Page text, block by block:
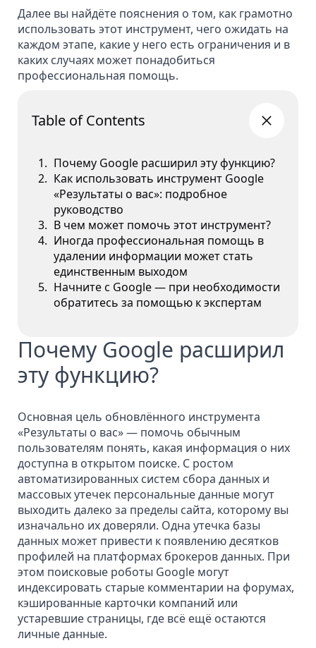
Далее вы найдёте пояснения о том, как грамотно
использовать этот инструмент, чего ожидать на
каждом этапе, какие у него есть ограничения и в
каких случаях может понадобиться
профессиональная помощь.
Table of Contents
Почему Google расширил эту функцию?
Как использовать инструмент Google
«Результаты о вас»: подробное
руководство
В чем может помочь этот инструмент?
Иногда профессиональная помощь в
удалении информации может стать
единственным выходом
Начните с Google — при необходимости
обратитесь за помощью к экспертам
Почему Google расширил
эту функцию?
Основная цель обновлённого инструмента
«Результаты о вас» — помочь обычным
пользователям понять, какая информация о них
доступна в открытом поиске. С ростом
автоматизированных систем сбора данных и
массовых утечек персональные данные могут
выходить далеко за пределы сайта, которому вы
изначально их доверяли. Одна утечка базы
данных может привести к появлению десятков
профилей на платформах брокеров данных. При
этом поисковые роботы Google могут
индексировать старые комментарии на форумах,
кэшированные карточки компаний или
устаревшие страницы, где всё ещё остаются
личные данные.